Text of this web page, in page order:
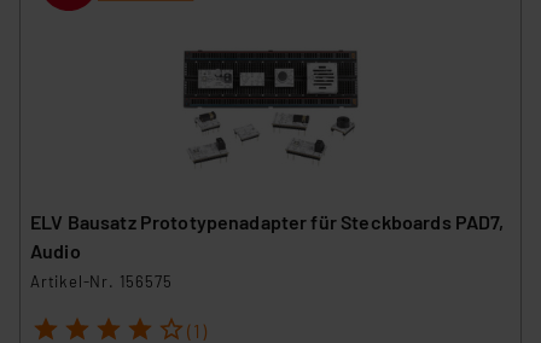
ELV Bausatz Prototypenadapter für Steckboards PAD7,
Audio
Artikel-Nr. 156575
1 2 3 4 5 (1)